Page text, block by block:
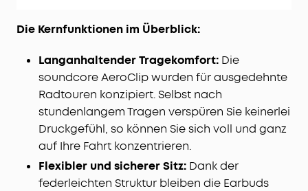
Die Kernfunktionen im Überblick:
Langanhaltender Tragekomfort: Die
soundcore AeroClip wurden für ausgedehnte
Radtouren konzipiert. Selbst nach
stundenlangem Tragen verspüren Sie keinerlei
Druckgefühl, so können Sie sich voll und ganz
auf Ihre Fahrt konzentrieren.
Flexibler und sicherer Sitz: Dank der
federleichten Struktur bleiben die Earbuds